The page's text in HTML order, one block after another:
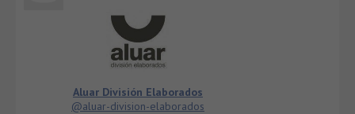
Aluar División Elaborados
@aluar-division-elaborados